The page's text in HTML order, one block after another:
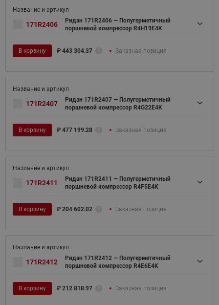
171R2406
Ридан 171R2406 — Полугерметичный
поршневой компрессор R4H19E4K
В корзину ₽ 443 304.37 Заказная позиция
171R2407
Ридан 171R2407 — Полугерметичный
поршневой компрессор R4G22E4K
В корзину ₽ 477 199.28 Заказная позиция
171R2411
Ридан 171R2411 — Полугерметичный
поршневой компрессор R4F5E4K
В корзину ₽ 204 602.02 Заказная позиция
171R2412
Ридан 171R2412 — Полугерметичный
поршневой компрессор R4E6E4K
В корзину ₽ 212 818.97 Заказная позиция